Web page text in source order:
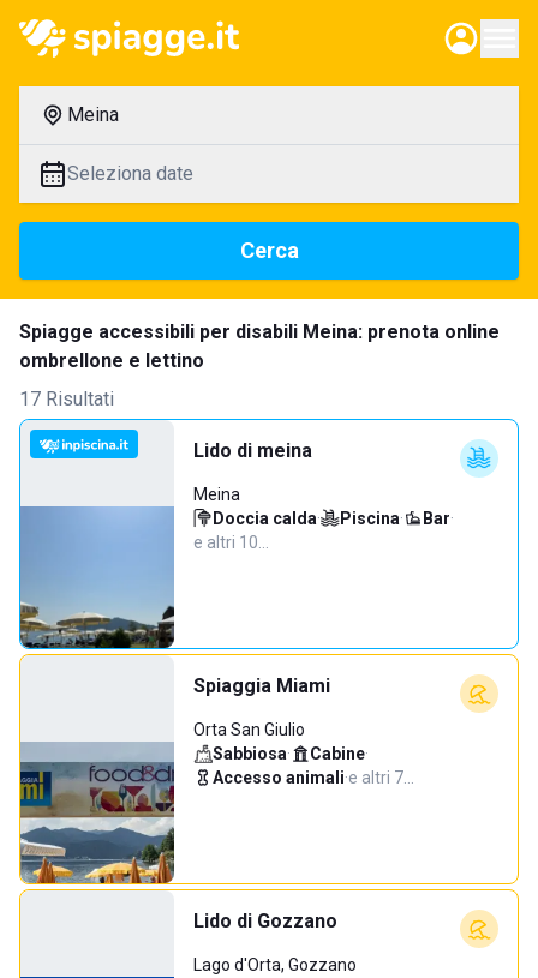
Meina
Seleziona date
Cerca
Spiagge accessibili per disabili Meina: prenota online
ombrellone e lettino
17 Risultati
Lido di meina
Meina
Doccia calda· Piscina· Bar·
e altri 10…
Spiaggia Miami
Orta San Giulio
Sabbiosa· Cabine·
Accesso animali·e altri 7…
Lido di Gozzano
Lago d'Orta, Gozzano